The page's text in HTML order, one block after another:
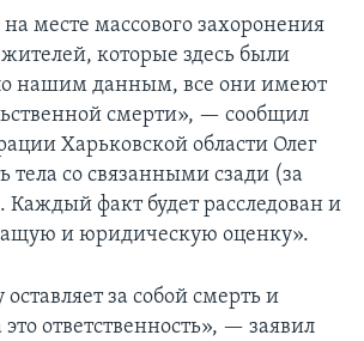
месте массового захоронения
которые здесь были
нашим данным, все они имеют
смерти», — сообщил
Харьковской области Олег
тела со связанными сзади (за
факт будет расследован и
и юридическую оценку».
за собой смерть и
ответственность», — заявил